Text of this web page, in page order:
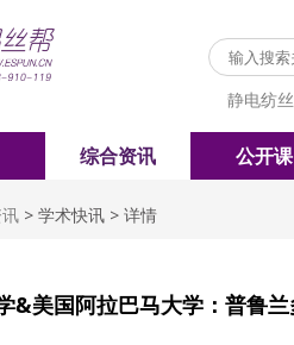
静电纺丝
综合资讯 公开课
> 学术快讯 > 详情
&美国阿拉巴马大学：普鲁